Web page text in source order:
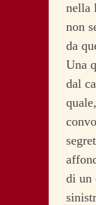
nella
non
da
Una
dal
di un